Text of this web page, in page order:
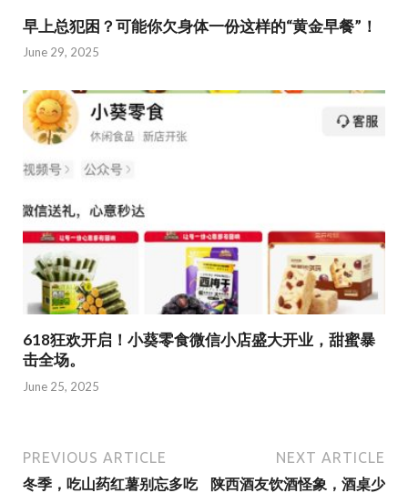
早上总犯困？可能你欠身体一份这样的“黄金早餐”！
June 29, 2025
618狂欢开启！小葵零食微信小店盛大开业，甜蜜暴
击全场。
June 25, 2025
PREVIOUS ARTICLE
冬季，吃山药红薯别忘多吃
NEXT ARTICLE
陕西酒友饮酒怪象，酒桌少